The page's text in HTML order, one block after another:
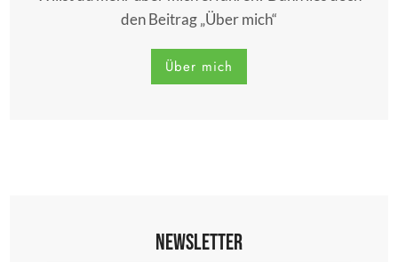
den Beitrag „Über mich“
Über mich
Newsletter